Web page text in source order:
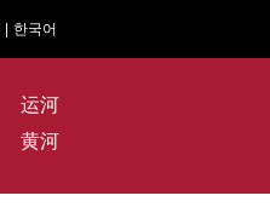
한국어
运河
黄河